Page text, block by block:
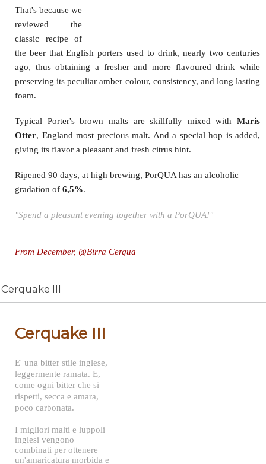
That's because we
reviewed the
classic recipe of
the beer that English porters used to drink, nearly two centuries
ago, thus obtaining a fresher and more flavoured drink while
preserving its peculiar amber colour, consistency, and long lasting
foam.
Typical Porter's brown malts are skillfully mixed with Maris
Otter, England most precious malt. And a special hop is added,
giving its flavor a pleasant and fresh citrus hint.
Ripened 90 days, at high brewing, PorQUA has an alcoholic
gradation of 6,5%.
"Spend a pleasant evening together with a PorQUA!"
From December, @Birra Cerqua
Cerquake III
Cerquake III
E' una bitter stile inglese,
leggermente ramata. E,
come ogni bitter che si
rispetti, secca e amara,
poco carbonata.
I migliori malti e luppoli
inglesi vengono
combinati per ottenere
un'amaricatura morbida e